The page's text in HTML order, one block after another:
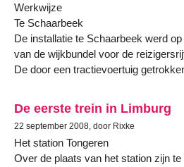
Werkwijze
Te Schaarbeek
De installatie te Schaarbeek werd
van de wijkbundel voor de
De door een tractievoertuig
De eerste trein in Limburg
22 september 2008, door Rixke
Het station Tongeren
Over de plaats van het station zijn te